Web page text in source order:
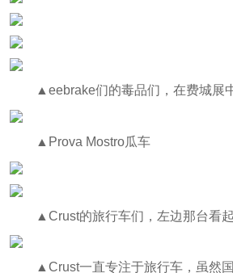
▲eebrake们的毒品们，在费城展
▲Prova Mostro瓜车
▲Crust的旅行车们，左边那台看
▲Crust一直专注于旅行车，虽然